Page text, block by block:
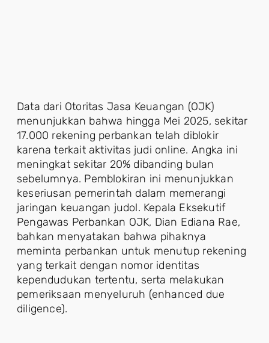
Data dari Otoritas Jasa Keuangan (OJK)
menunjukkan bahwa hingga Mei 2025, sekitar
17.000 rekening perbankan telah diblokir
karena terkait aktivitas judi online. Angka ini
meningkat sekitar 20% dibanding bulan
sebelumnya. Pemblokiran ini menunjukkan
keseriusan pemerintah dalam memerangi
jaringan keuangan judol. Kepala Eksekutif
Pengawas Perbankan OJK, Dian Ediana Rae,
bahkan menyatakan bahwa pihaknya
meminta perbankan untuk menutup rekening
yang terkait dengan nomor identitas
kependudukan tertentu, serta melakukan
pemeriksaan menyeluruh (enhanced due
diligence).